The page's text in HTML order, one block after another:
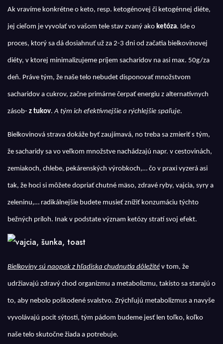
Ak vravíme konkrétne o keto, resp. ketogénovej či ketogénnej diéte,
jej cieľom je vyvolať vo vašom tele stav zvaný ako ketóza. Ide o
proces, ktorý sa dá dosiahnuť už za 2-3 dni od začatia bielkovinovej
diéty, v ktorej minimalizujeme príjem sacharidov na asi max. 50g/za
deň. Práve tým, že naše telo nebudet disponovať množstvom
sacharidov a cukrov, začne primárne čerpať energiu z alternatívnych
zásob- z tukov.A tým ich efektívnejšie a rýchlejšie spaľuje.
Bielkovinová strava dokáže byť zaujímavá, no treba sa zmieriť s tým,
že sacharidy sa vo veľkom množstve nachádzajú napr. v cestovinách,
zemiakoch, chlebe, pekárenských výrobkoch,… čo v praxi vyzerá asi
tak, že hoci si môžete dopriať chutné mäso, zdravé ryby, vajcia, syry a
zeleninu,… radikálnejšie budete musieť znížiť konzumáciu týchto
bežných príloh. Inak v podstate význam ketózy stratí svoj efekt.
Bielkoviny sú naopak z hľadiska chudnutia dôležité v tom, že
udržiavajú zdravý chod organizmu a metabolizmu, takisto sa starajú o
to, aby nebolo poškodené svalstvo. Zrýchľujú metabolizmus a navyše
vyvolávajú pocit sýtosti, tým pádom budeme jesť len toľko, koľko
naše telo skutočne žiada a potrebuje.